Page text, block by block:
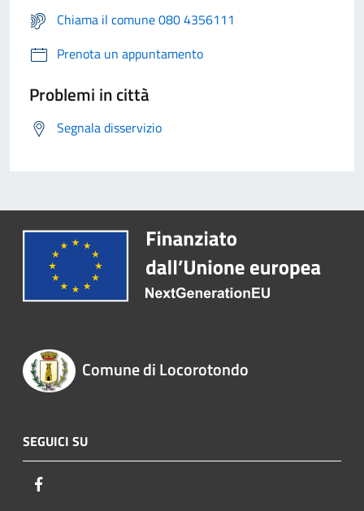
Chiama il comune 080 4356111
Prenota un appuntamento
Problemi in città
Segnala disservizio
Comune di Locorotondo
SEGUICI SU